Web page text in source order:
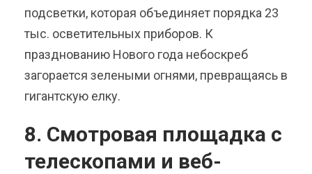
подсветки, которая объединяет порядка 23
тыс. осветительных приборов. К
празднованию Нового года небоскреб
загорается зелеными огнями, превращаясь в
гигантскую елку.
8. Смотровая площадка с
телескопами и веб-